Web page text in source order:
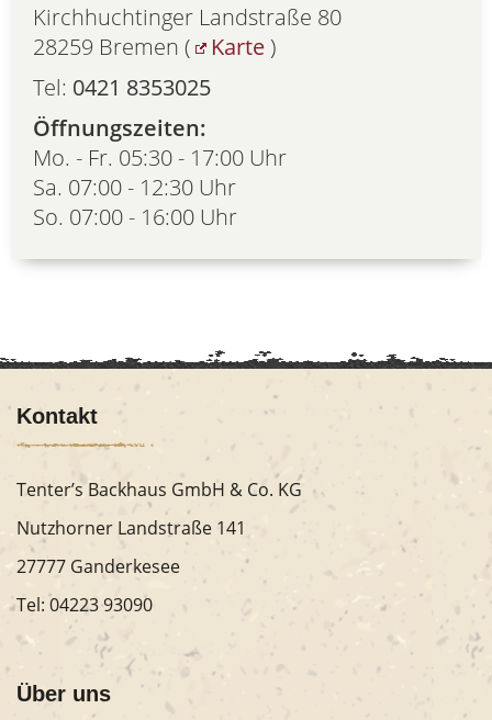
Kirchhuchtinger Landstraße 80
28259 Bremen (
Karte )
Tel: 0421 8353025
Öffnungszeiten:
Mo. - Fr. 05:30 - 17:00 Uhr
Sa. 07:00 - 12:30 Uhr
So. 07:00 - 16:00 Uhr
Kontakt
Tenter’s Backhaus GmbH & Co. KG
Nutzhorner Landstraße 141
27777 Ganderkesee
Tel: 04223 93090
Über uns